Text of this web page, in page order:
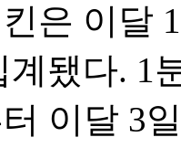
은 이달
됐다. 1
이달 3